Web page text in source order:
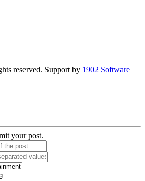
reserved. Support by 1902 Software
your post.